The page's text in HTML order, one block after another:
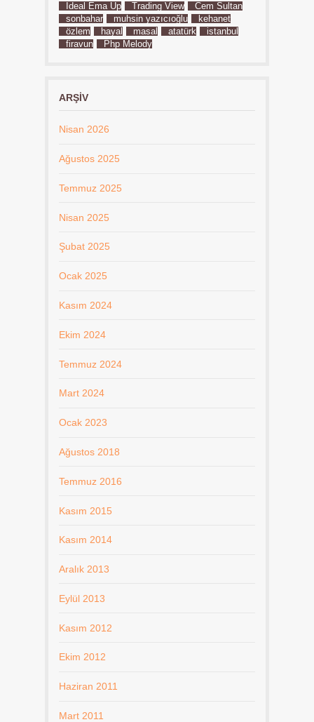
İdeal Ema Up
Trading View
Cem Sultan
sonbahar
muhsin yazıcıoğlu
kehanet
özlem
hayal masal atatürk
istanbul
firavun
Php Melody
ARŞIV
Nisan 2026
Ağustos 2025
Temmuz 2025
Nisan 2025
Şubat 2025
Ocak 2025
Kasım 2024
Ekim 2024
Temmuz 2024
Mart 2024
Ocak 2023
Ağustos 2018
Temmuz 2016
Kasım 2015
Kasım 2014
Aralık 2013
Eylül 2013
Kasım 2012
Ekim 2012
Haziran 2011
Mart 2011